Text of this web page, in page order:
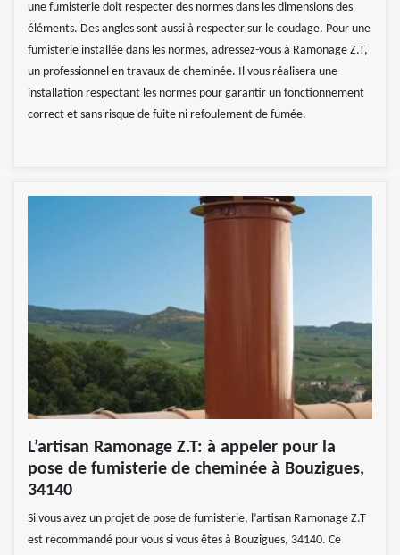
une fumisterie doit respecter des normes dans les dimensions des
éléments. Des angles sont aussi à respecter sur le coudage. Pour une
fumisterie installée dans les normes, adressez-vous à Ramonage Z.T,
un professionnel en travaux de cheminée. Il vous réalisera une
installation respectant les normes pour garantir un fonctionnement
correct et sans risque de fuite ni refoulement de fumée.
L’artisan Ramonage Z.T: à appeler pour la
pose de fumisterie de cheminée à Bouzigues,
34140
Si vous avez un projet de pose de fumisterie, l’artisan Ramonage Z.T
est recommandé pour vous si vous êtes à Bouzigues, 34140. Ce